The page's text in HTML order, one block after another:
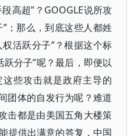
高超”？GOOGLE说所攻
；那么，到底这些人都姓
活跃分子”？根据这个标
分子”呢？最后，即便以
些攻击就是政府主导的
团体的自发行为呢？难道
击都是由美国五角大楼策
提供出满意的答复，中国